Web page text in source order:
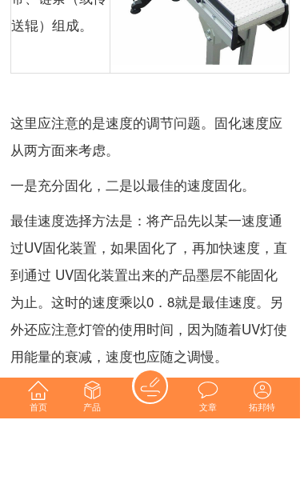
送辊）组成。
这里应注意的是速度的调节问题。固化速度应
从两方面来考虑。
一是充分固化，二是以最佳的速度固化。
最佳速度选择方法是：将产品先以某一速度通
过UV固化装置，如果固化了，再加快速度，直
到通过 UV固化装置出来的产品墨层不能固化
为止。这时的速度乘以0．8就是最佳速度。另
外还应注意灯管的使用时间，因为随着UV灯使
用能量的衰减，速度也应随之调慢。
首页 产品 文章 拓邦特